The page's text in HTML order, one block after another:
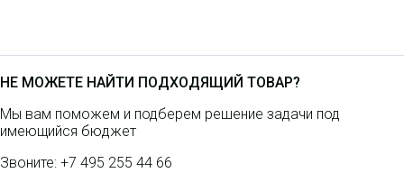
НЕ МОЖЕТЕ НАЙТИ ПОДХОДЯЩИЙ ТОВАР?
Мы вам поможем и подберем решение задачи под
имеющийся бюджет
Звоните: +7 495 255 44 66